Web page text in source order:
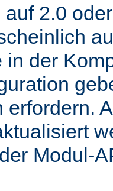
2.0
in der
erfordern.
Modul-